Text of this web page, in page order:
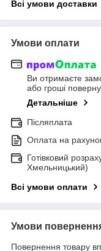
Всі умови доставки
Умови оплати
Ви отримаєте
або гроші
Детальніше
Післяплата
Оплата на
Готівковий
Хмельницький)
Всі умови оплати
Умови
Повернення товару